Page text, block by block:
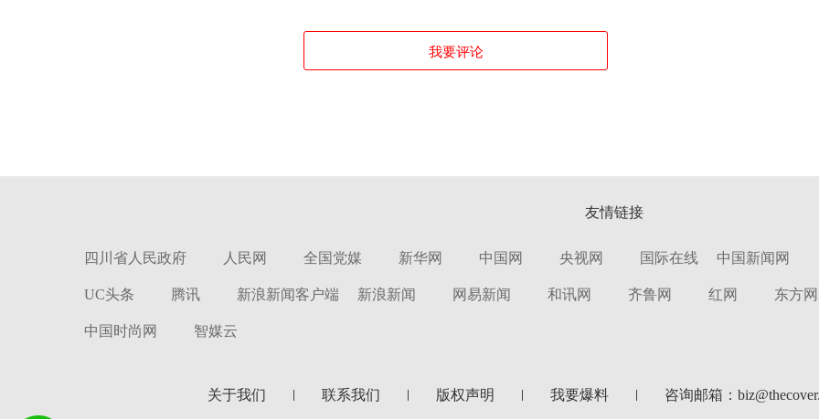
我要评论
友情链接
四川省人民政府 人民网 全国党媒 新华网 中国网 央视网 国际在线 中国新闻网
UC头条 腾讯 新浪新闻客户端 新浪新闻 网易新闻 和讯网 齐鲁网 红网 东方网
中国时尚网 智媒云
关于我们 联系我们 版权声明 我要爆料 咨询邮箱：